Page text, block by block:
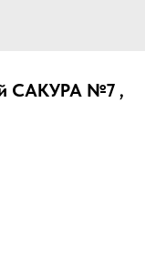
САКУРА №7 ,